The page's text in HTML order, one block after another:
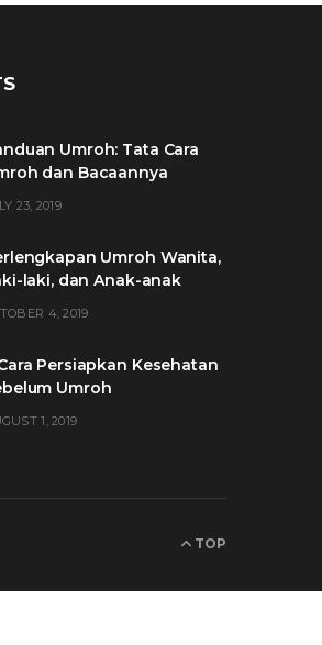
Umroh: Tata Cara
dan Bacaannya
23, 2019
Umroh Wanita,
laki, dan Anak-anak
4, 2019
Persiapkan Kesehatan
Umroh
1, 2019
TOP